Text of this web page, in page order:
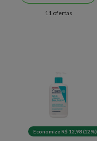
11 ofertas
Economize R$ 12,98 (12%)